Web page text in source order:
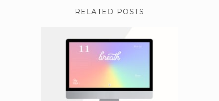
RELATED POSTS